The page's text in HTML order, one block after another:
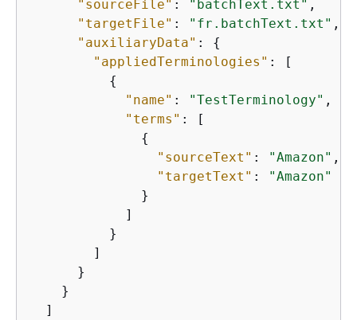
"sourceFile" : "batchText.txt" ,
"targetFile" : "fr.batchText.txt" ,
"auxiliaryData" : {
"appliedTerminologies" : [
{
"name" : "TestTerminology" ,
"terms" : [
{
"sourceText" : "Amazon" ,
"targetText" :
"Amazon"
              }
            ]
          }
        ]
      }
    }
  ]